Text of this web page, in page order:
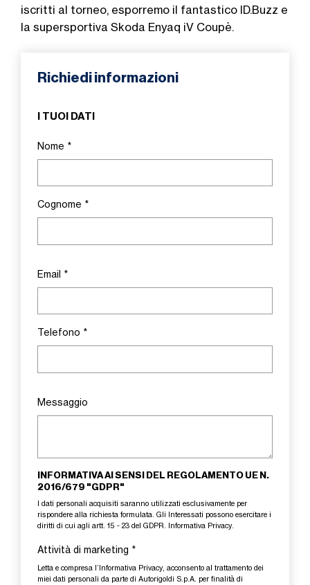
iscritti al torneo, esporremo il fantastico ID.Buzz e
la supersportiva Skoda Enyaq iV Coupè.
Richiedi informazioni
I TUOI DATI
Nome *
Cognome *
Email *
Telefono *
Messaggio
INFORMATIVA AI SENSI DEL REGOLAMENTO UE N.
2016/679 "GDPR"
I dati personali acquisiti saranno utilizzati esclusivamente per
rispondere alla richiesta formulata. Gli Interessati possono esercitare i
diritti di cui agli artt. 15 - 23 del GDPR. Informativa Privacy.
Attività di marketing *
Letta e compresa l’Informativa Privacy, acconsento al trattamento dei
miei dati personali da parte di Autorigoldi S.p.A. per finalità di